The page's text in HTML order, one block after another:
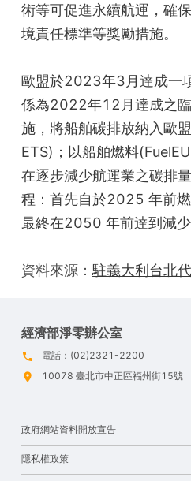
術等可促進永續航運，確
境責任標準等獎勵措施。
歐盟於2023年3月達成一
係為2022年12月達成之
施，將船舶碳排放納入歐
ETS)；以船舶燃料
在逐步減少航運業之碳排
程：首先自於2025 年前
最終在2050 年前達到減少
資料來源： 駐義大利台北
經濟部淨零辦公室
電話：(02)2321-2200
10078 臺北市中正區福州街15號
政府網站資料開放宣告
隱私權政策